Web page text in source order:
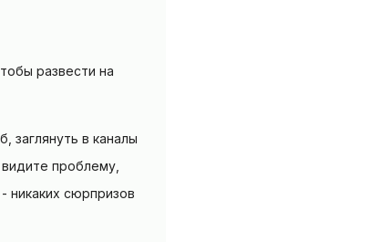
развести на
заглянуть в каналы
проблему,
никаких сюрпризов